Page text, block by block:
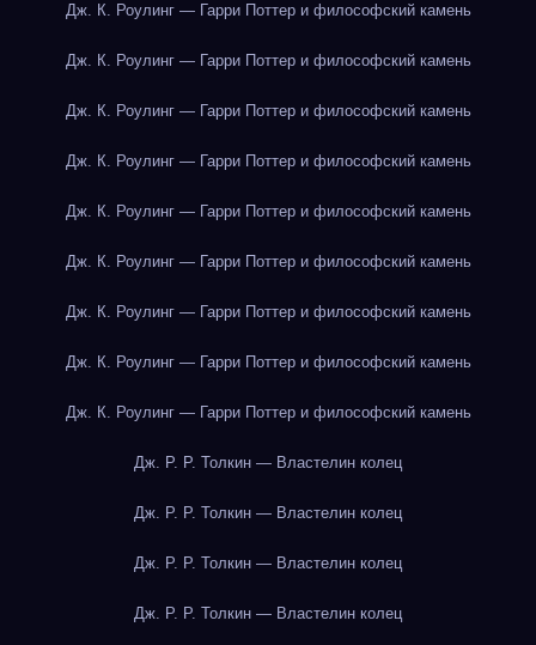
Дж. К. Роулинг — Гарри Поттер и философский камень
Дж. К. Роулинг — Гарри Поттер и философский камень
Дж. К. Роулинг — Гарри Поттер и философский камень
Дж. К. Роулинг — Гарри Поттер и философский камень
Дж. К. Роулинг — Гарри Поттер и философский камень
Дж. К. Роулинг — Гарри Поттер и философский камень
Дж. К. Роулинг — Гарри Поттер и философский камень
Дж. К. Роулинг — Гарри Поттер и философский камень
Дж. К. Роулинг — Гарри Поттер и философский камень
Дж. Р. Р. Толкин — Властелин колец
Дж. Р. Р. Толкин — Властелин колец
Дж. Р. Р. Толкин — Властелин колец
Дж. Р. Р. Толкин — Властелин колец